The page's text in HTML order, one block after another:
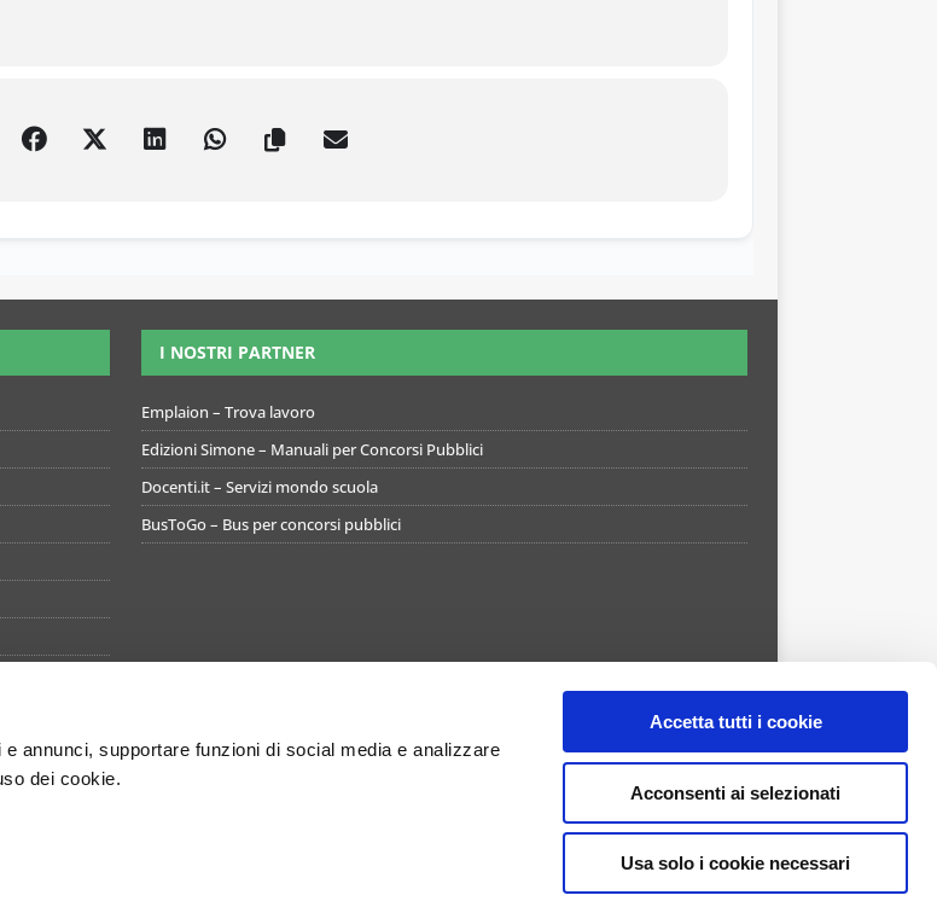
annunci, supportare funzioni di social media e analizzare
dei cookie.
Accetta tutti i cookie
Acconsenti ai selezionati
Usa solo i cookie necessari
I NOSTRI PARTNER
Emplaion – Trova lavoro
Edizioni Simone – Manuali per Concorsi Pubblici
Docenti.it – Servizi mondo scuola
BusToGo – Bus per concorsi pubblici
GOOGLE PLAY